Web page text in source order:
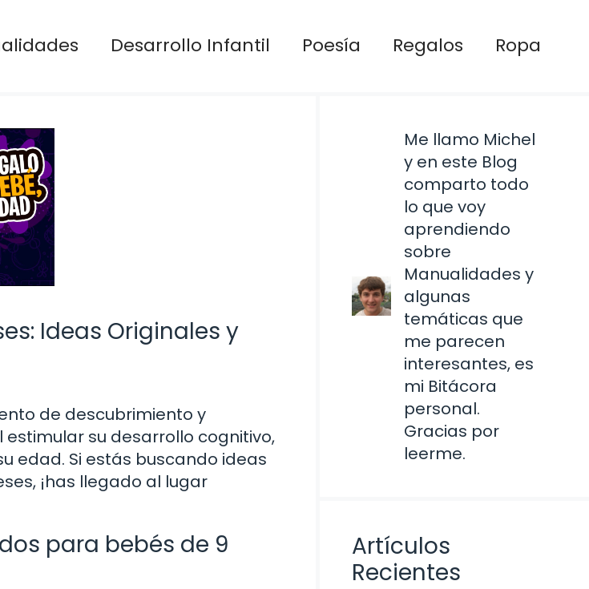
Desarrollo Infantil Poesía Regalos Ropa
Ideas Originales y
de descubrimiento y
su desarrollo cognitivo,
edad. Si estás buscando ideas
¡has llegado al lugar
para bebés de 9
Me llamo Michel
y en este Blog
comparto todo
lo que voy
aprendiendo
sobre
Manualidades y
algunas
temáticas que
me parecen
interesantes, es
mi Bitácora
personal.
Gracias por
leerme.
Artículos
Recientes